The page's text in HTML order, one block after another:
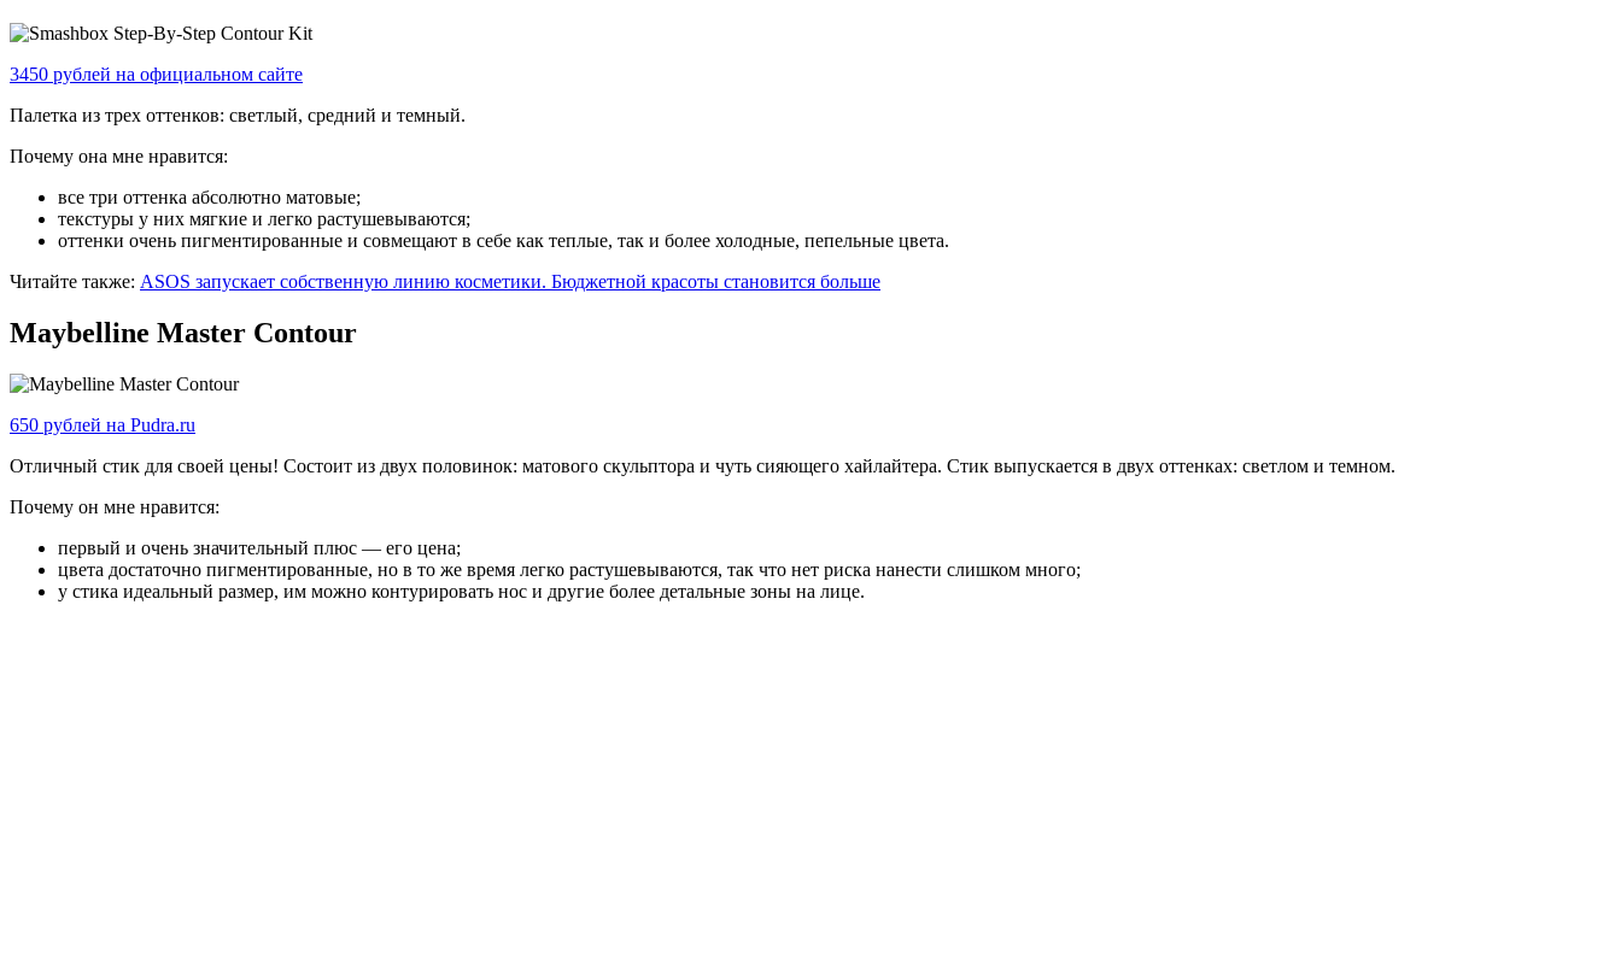
3450 рублей на официальном сайте
Палетка из трех оттенков: светлый, средний и темный.
Почему она мне нравится:
все три оттенка абсолютно матовые;
текстуры у них мягкие и легко растушевываются;
оттенки очень пигментированные и совмещают в себе как теплые, так и более холодные, пепельные цвета.
Читайте также: ASOS запускает собственную линию косметики. Бюджетной красоты становится больше
Maybelline Master Contour
650 рублей на Pudra.ru
Отличный стик для своей цены! Состоит из двух половинок: матового скульптора и чуть сияющего хайлайтера. Стик выпускается в двух оттенках: светлом и темном.
Почему он мне нравится:
первый и очень значительный плюс — его цена;
цвета достаточно пигментированные, но в то же время легко растушевываются, так что нет риска нанести слишком много;
у стика идеальный размер, им можно контурировать нос и другие более детальные зоны на лице.